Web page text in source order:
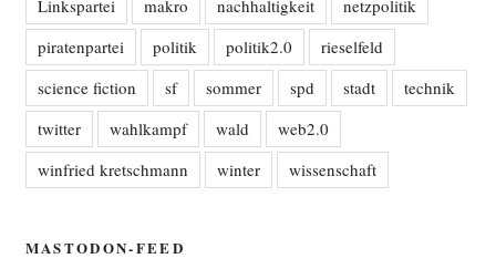
Linkspartei makro nachhaltigkeit
netzpolitik
piratenpartei
politik politik2.0
rieselfeld
science fiction
sf sommer spd stadt
technik
twitter
wahlkampf wald
web2.0
winfried kretschmann
winter wissenschaft
MASTODON-FEED